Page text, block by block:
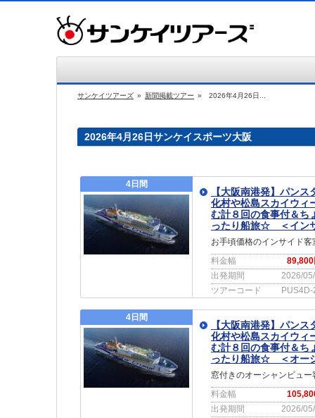
サンケイツアーズ » 新聞掲載ツアー » 2026年4月26日...
2026年4月26日サンケイスポーツ大阪
4日間
【大阪南港発】パン
化村や松島スカイウィ
む計８回の食事付＆ち
ったり船旅☆ ＜イン
お手頃価格のインサイド
料金幅
89,800
出発期間
2026/
ツアーコード
4日間
【大阪南港発】パン
化村や松島スカイウィ
む計８回の食事付＆ち
ったり船旅☆ ＜オー
窓付きのオーシャンビュ
料金幅
出発期間
2026/